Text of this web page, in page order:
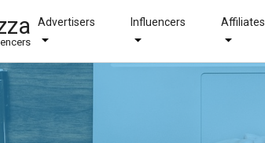
Advertisers Influencers Affiliates